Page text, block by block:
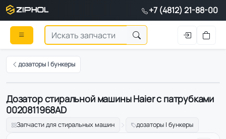
+7 (4812) 21-88-00
дозаторы | бункеры
Оригинал
Дозатор стиральной машины Haier с патрубками
0020811968AD
Запчасти для стиральных машин дозаторы | бункеры